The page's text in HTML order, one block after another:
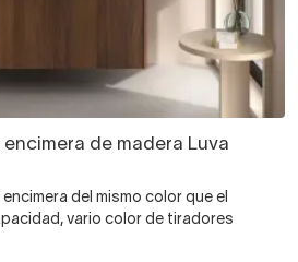
de madera Luva
del mismo color que el
vario color de tiradores